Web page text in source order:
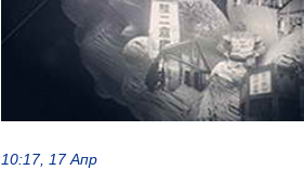
10:17, 17 Апр